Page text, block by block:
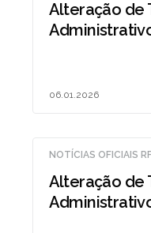
Alteração de
06.01.2026
NOTÍCIAS OFICIAIS
Alteração de